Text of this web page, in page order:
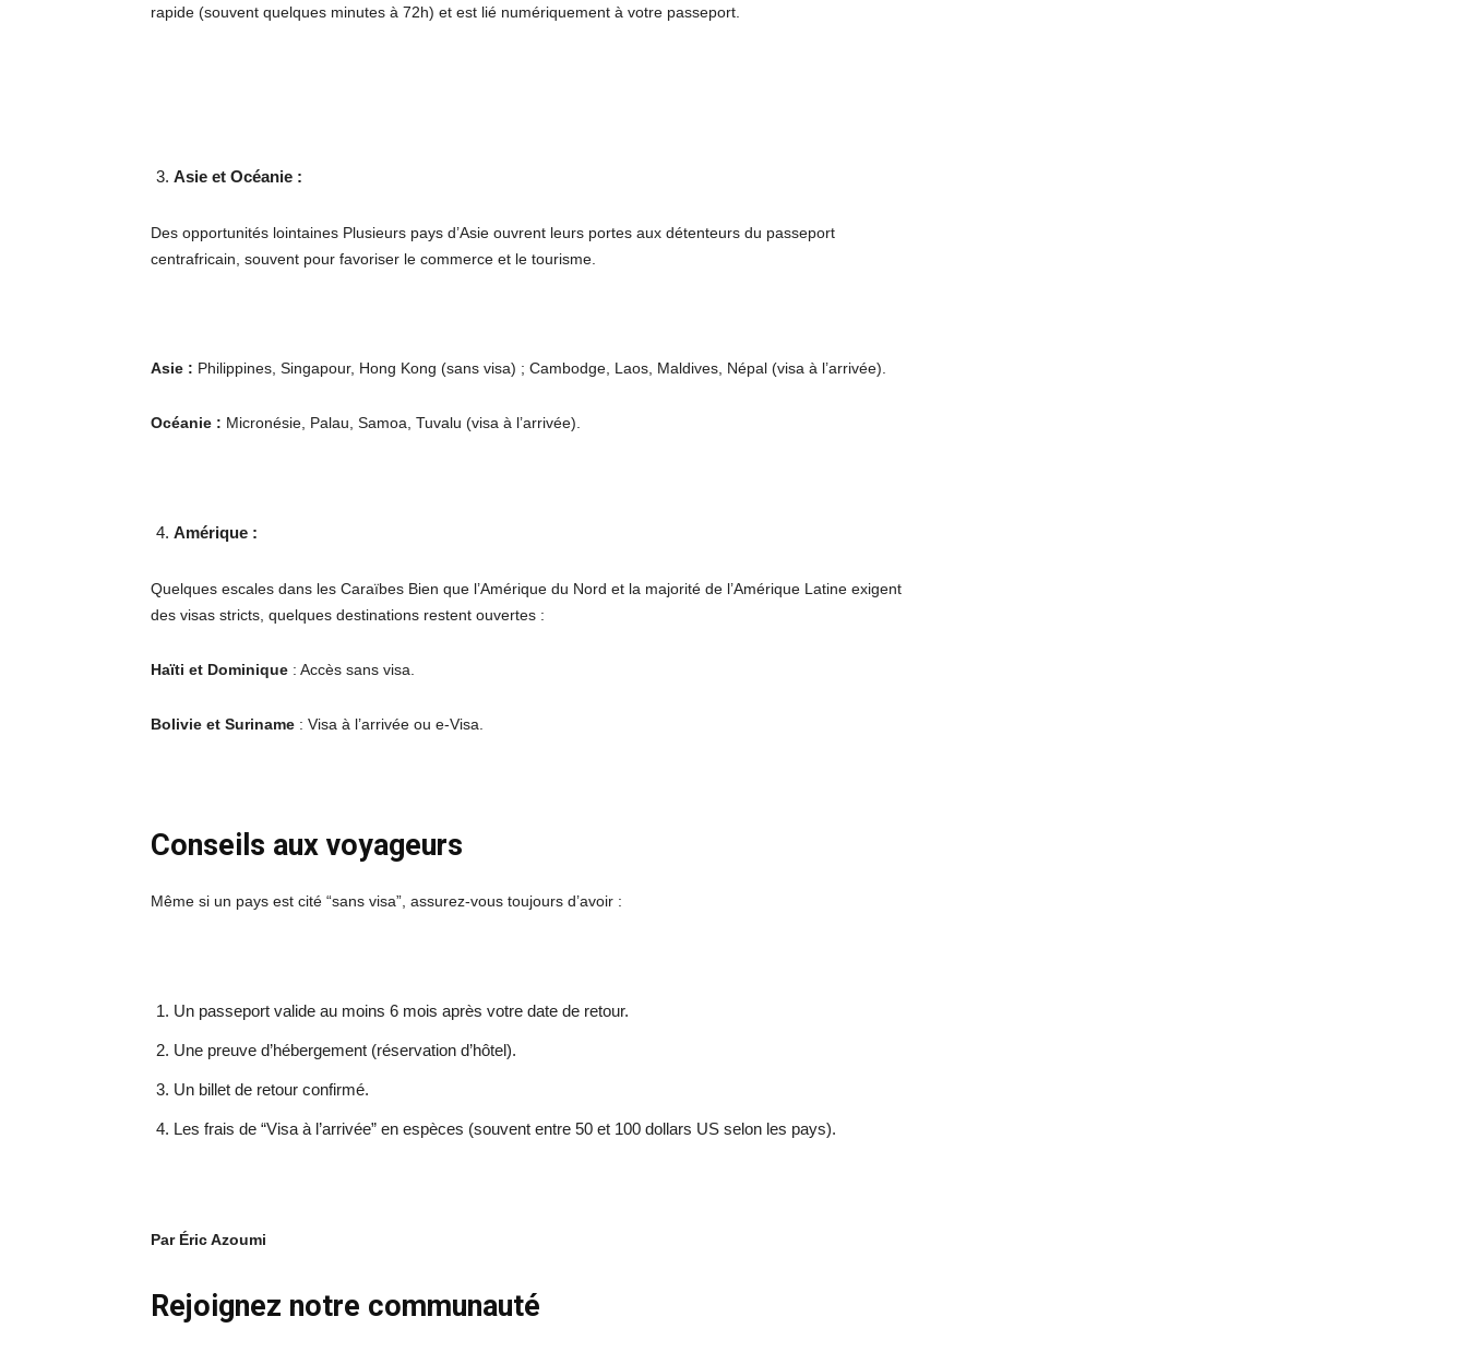
rapide (souvent quelques minutes à 72h) et est lié numériquement à votre passeport.
Asie et Océanie :
Des opportunités lointaines Plusieurs pays d’Asie ouvrent leurs portes aux détenteurs du passeport
centrafricain, souvent pour favoriser le commerce et le tourisme.
Asie : Philippines, Singapour, Hong Kong (sans visa) ; Cambodge, Laos, Maldives, Népal (visa à l’arrivée).
Océanie : Micronésie, Palau, Samoa, Tuvalu (visa à l’arrivée).
Amérique :
Quelques escales dans les Caraïbes Bien que l’Amérique du Nord et la majorité de l’Amérique Latine exigent
des visas stricts, quelques destinations restent ouvertes :
Haïti et Dominique : Accès sans visa.
Bolivie et Suriname : Visa à l’arrivée ou e-Visa.
Conseils aux voyageurs
Même si un pays est cité “sans visa”, assurez-vous toujours d’avoir :
Un passeport valide au moins 6 mois après votre date de retour.
Une preuve d’hébergement (réservation d’hôtel).
Un billet de retour confirmé.
Les frais de “Visa à l’arrivée” en espèces (souvent entre 50 et 100 dollars US selon les pays).
Par Éric Azoumi
Rejoignez notre communauté